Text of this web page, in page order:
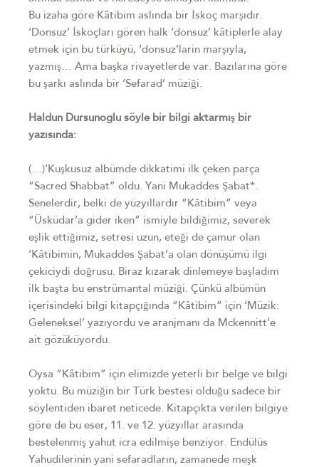
Bu izaha göre Kâtibim aslında bir İskoç marşıdır.
‘Donsuz’ İskoçları gören halk ‘donsuz’ kâtiplerle alay
etmek için bu türküyü, ‘donsuz’larin marşıyla,
yazmış… Ama başka rivayetlerde var. Bazılarına göre
bu şarkı aslında bir ‘Sefarad’ müziği.
Haldun Dursunoglu söyle bir bilgi aktarmış bir
yazısında:
(…)’Kuşkusuz albümde dikkatimi ilk çeken parça
“Sacred Shabbat” oldu. Yani Mukaddes Şabat*.
Senelerdir, belki de yüzyıllardır “Kâtibim” veya
“Üsküdar’a gider iken” ismiyle bildiğimiz, severek
eşlik ettiğimiz, setresi uzun, eteği de çamur olan
‘Kâtibimin, Mukaddes Şabat’a olan dönüşümü ilgi
çekiciydi doğrusu. Biraz kızarak dinlemeye başladım
ilk başta bu enstrümantal müziği. Çünkü albümün
içerisindeki bilgi kitapçığında “Kâtibim” için ‘Müzik:
Geleneksel’ yazıyordu ve aranjmanı da Mckennitt’e
ait gözüküyordu.
Oysa “Kâtibim” için elimizde yeterli bir belge ve bilgi
yoktu. Bu müziğin bir Türk bestesi olduğu sadece bir
söylentiden ibaret neticede. Kitapçıkta verilen bilgiye
göre de bu eser, 11. ve 12. yüzyıllar arasında
bestelenmiş yahut icra edilmişe benziyor. Endülüs
Yahudilerinin yani sefaradların, zamanede meşk